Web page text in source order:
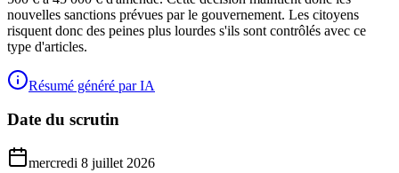
nouvelles sanctions prévues par le gouvernement. Les citoyens
risquent donc des peines plus lourdes s'ils sont contrôlés avec ce
type d'articles.
Résumé généré par IA
Date du scrutin
mercredi 8 juillet 2026